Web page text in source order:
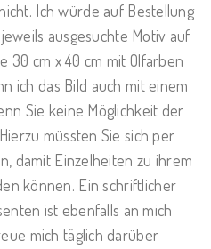
Ich würde auf Bestellung
ausgesuchte Motiv auf
30 cm x 40 cm mit Ölfarben
ich das Bild auch mit einem
Sie keine Möglichkeit der
müssten Sie sich per
damit Einzelheiten zu ihrem
können. Ein schriftlicher
ist ebenfalls an mich
mich täglich darüber